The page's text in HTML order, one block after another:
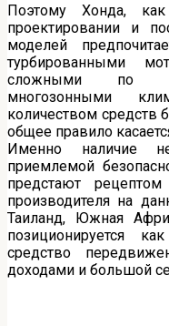
Поэтому Хонда,
проектировании и
моделей
турбированными
сложными по
многозонными
количеством средств
общее правило
Именно наличие
приемлемой
предстают
производителя на
Таиланд, Южная
позиционируется
средство
доходами и большой